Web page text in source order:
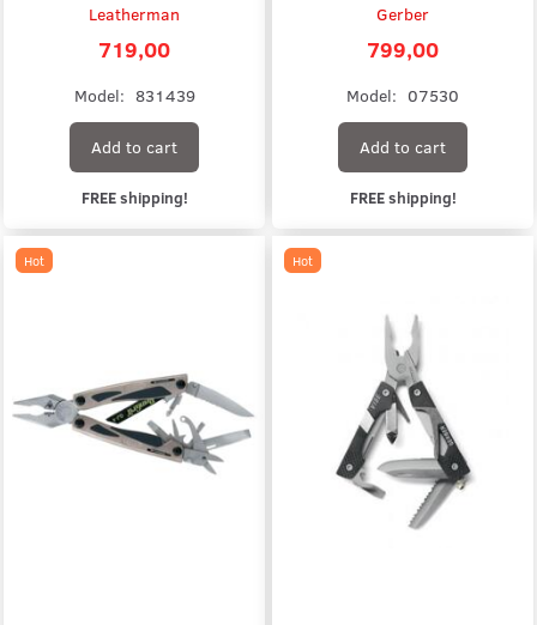
Leatherman
719,00
Model: 831439
Add to cart
FREE shipping!
Gerber
799,00
Model: 07530
Add to cart
FREE shipping!
Hot Hot